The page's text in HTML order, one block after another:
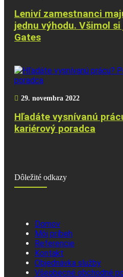
Leniví zamestnanci
jednu výhodu. Všimol
Gates
29. novembra 2022
Hľadáte vysnívanú
kariérový poradca
Dôležité odkazy
Domov
Môj príbeh
Referencie
Kontakt
Objednávka služby
Všeobecné obchodné